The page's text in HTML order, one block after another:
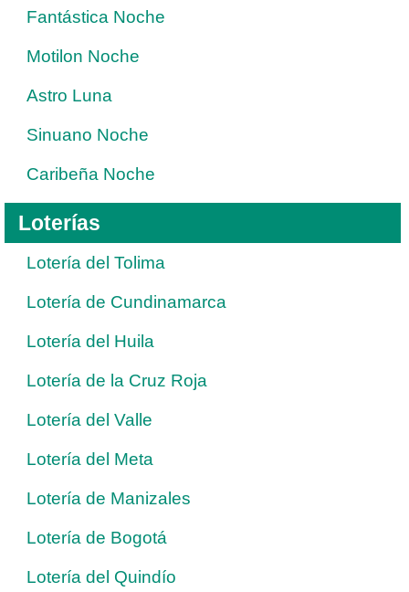
Fantástica Noche
Motilon Noche
Astro Luna
Sinuano Noche
Caribeña Noche
Loterías
Lotería del Tolima
Lotería de Cundinamarca
Lotería del Huila
Lotería de la Cruz Roja
Lotería del Valle
Lotería del Meta
Lotería de Manizales
Lotería de Bogotá
Lotería del Quindío